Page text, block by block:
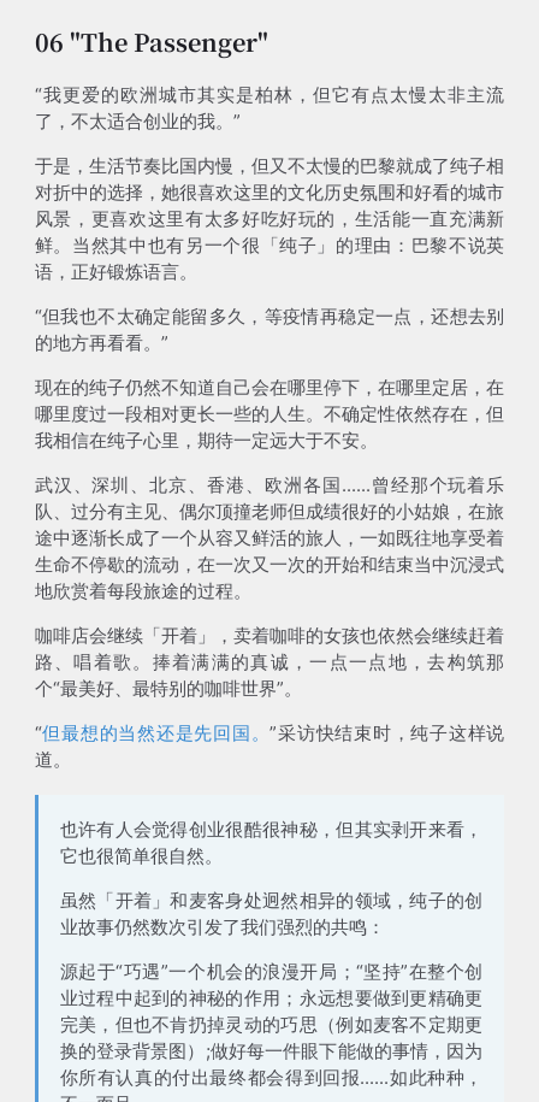
06 "The Passenger"
“我更爱的欧洲城市其实是柏林，但它有点太慢太非主流
了，不太适合创业的我。”
于是，生活节奏比国内慢，但又不太慢的巴黎就成了纯子相
对折中的选择，她很喜欢这里的文化历史氛围和好看的城市
风景，更喜欢这里有太多好吃好玩的，生活能一直充满新
鲜。当然其中也有另一个很「纯子」的理由：巴黎不说英
语，正好锻炼语言。
“但我也不太确定能留多久，等疫情再稳定一点，还想去别
的地方再看看。”
现在的纯子仍然不知道自己会在哪里停下，在哪里定居，在
哪里度过一段相对更长一些的人生。不确定性依然存在，但
我相信在纯子心里，期待一定远大于不安。
武汉、深圳、北京、香港、欧洲各国......曾经那个玩着乐
队、过分有主见、偶尔顶撞老师但成绩很好的小姑娘，在旅
途中逐渐长成了一个从容又鲜活的旅人，一如既往地享受着
生命不停歇的流动，在一次又一次的开始和结束当中沉浸式
地欣赏着每段旅途的过程。
咖啡店会继续「开着」，卖着咖啡的女孩也依然会继续赶着
路、唱着歌。捧着满满的真诚，一点一点地，去构筑那
个“最美好、最特别的咖啡世界”。
“但最想的当然还是先回国。”采访快结束时，纯子这样说
道。
也许有人会觉得创业很酷很神秘，但其实剥开来看，
它也很简单很自然。
虽然「开着」和麦客身处迥然相异的领域，纯子的创
业故事仍然数次引发了我们强烈的共鸣：
源起于“巧遇”一个机会的浪漫开局；“坚持”在整个创
业过程中起到的神秘的作用；永远想要做到更精确更
完美，但也不肯扔掉灵动的巧思（例如麦客不定期更
换的登录背景图）;做好每一件眼下能做的事情，因为
你所有认真的付出最终都会得到回报......如此种种，